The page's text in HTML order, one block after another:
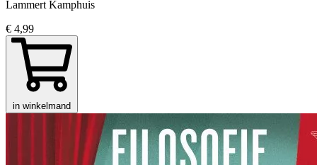
Lammert Kamphuis
€ 4,99
in winkelmand